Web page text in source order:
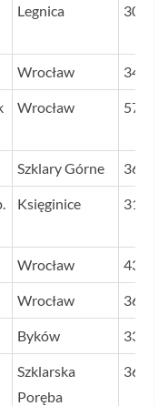
Legnica 30
Wrocław 34
Wrocław 57
Szklary Górne 36
Księginice 31
Wrocław 43
Wrocław 36
Byków 33
Szklarska
Poręba
36